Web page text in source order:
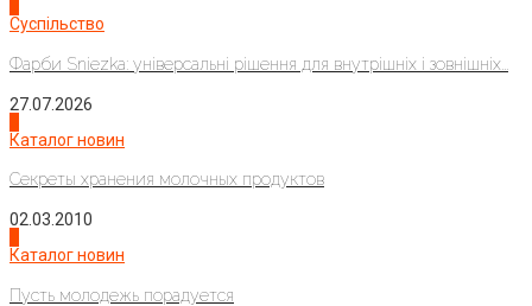
Суспільство
Фарби Sniezka: універсальні рішення для внутрішніх і зовнішніх...
27.07.2026
Каталог новин
Секреты хранения молочных продуктов
02.03.2010
Каталог новин
Пусть молодежь порадуется